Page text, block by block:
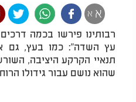
א א
רבותינו פירשו בכמה
עץ השדה": כמו בעץ, גם
תנאיי הקרקע היציבה,
שהוא נושם עבור גידולו